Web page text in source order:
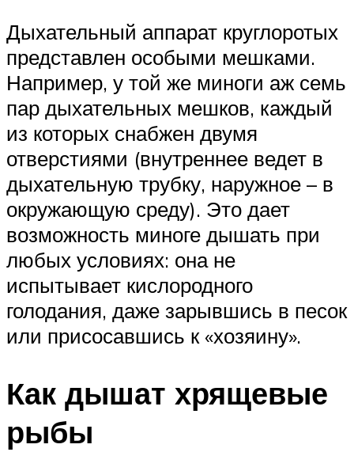
Дыхательный аппарат круглоротых
представлен особыми мешками.
Например, у той же миноги аж семь
пар дыхательных мешков, каждый
из которых снабжен двумя
отверстиями (внутреннее ведет в
дыхательную трубку, наружное – в
окружающую среду). Это дает
возможность миноге дышать при
любых условиях: она не
испытывает кислородного
голодания, даже зарывшись в песок
или присосавшись к «хозяину».
Как дышат хрящевые
рыбы